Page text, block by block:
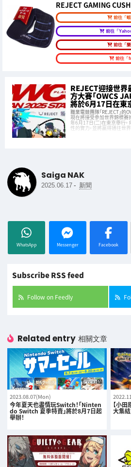
REJECT GAMING
前往「
前往「
前往「
前往「
REJECT迎接世界
方大賽「OWCS
將於6月17日在東
職業電競團隊「REJECT」的
現在將接受參加世界錦標賽
年6月17日(二)在東京舉行。
性的實力，並將贏得通往世
Saiga NAK
2025.06.17 - 新聞
WhatsApp Messenger Facebook
Subscribe RSS feed
Follow on Feedly
Related entry 相關文章
2023.08.07(Mon)
今年夏天也盡情玩Switch！「Ninten
do Switch 夏季特賣」將於8月7日起
舉辦！
【小田
大集結